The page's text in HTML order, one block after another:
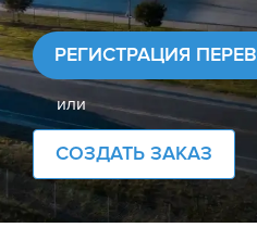
РЕГИСТРАЦИЯ
или
СОЗДАТЬ ЗАКАЗ